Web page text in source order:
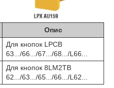
Опис
Для кнопок LPCB
63.../66.../67.../68.../L66...
Для кнопок 8LM2TB
62.../63.../65.../66.../L62...